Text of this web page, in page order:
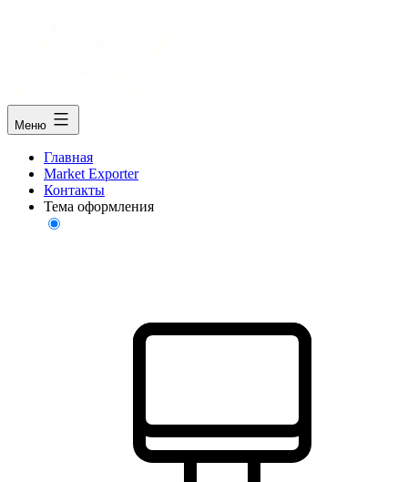
Меню
Главная
Market Exporter
Контакты
Тема оформления